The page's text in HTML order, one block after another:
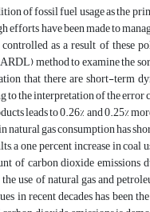
of fossil fuel usage as the
efforts have been made to
as a result of these
method to examine the
that there are short-term
to the interpretation of the
leads to 0.26% and 0.25%
natural gas consumption has
a one percent increase in
of carbon dioxide
use of natural gas and
in recent decades has been